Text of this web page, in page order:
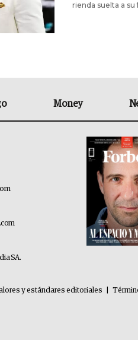
rienda suelta a
Money
SA.
y estándares editoriales